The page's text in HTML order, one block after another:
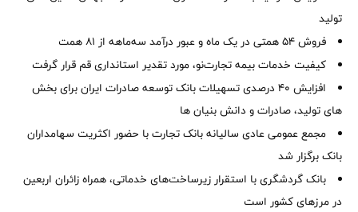
تولید
فروش 54 همتی در یک ماه و عبور درآمد سه‌ماهه از 81 همت
کیفیت خدمات بیمه تجارت‌نو، مورد تقدیر استانداری قم قرار گرفت
افزایش 40 درصدی تسهیلات بانک توسعه صادرات ایران برای بخش
های تولید، صادرات و دانش بنیان ها
مجمع عمومی عادی سالیانه بانک تجارت با حضور اکثریت سهامداران
بانک برگزار شد
بانک گردشگری با استقرار زیرساخت‌های خدماتی، همراه زائران اربعین
در مرزهای کشور است